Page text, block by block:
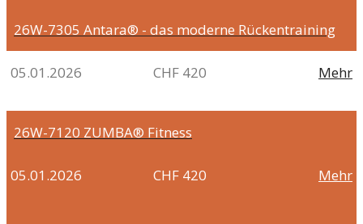
26W-7305 Antara® - das moderne Rückentraining
05.01.2026 CHF 420 Mehr
26W-7120 ZUMBA® Fitness
05.01.2026 CHF 420 Mehr